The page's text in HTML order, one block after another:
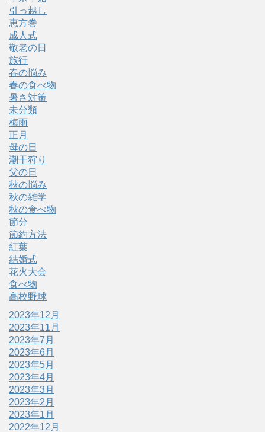
引っ越し
恵方巻
成人式
敬老の日
旅行
春の悩み
春の食べ物
暑さ対策
未分類
梅雨
正月
母の日
潮干狩り
父の日
秋の悩み
秋の雑学
秋の食べ物
節分
節約方法
紅葉
結婚式
花火大会
食べ物
高校野球
2023年12月
2023年11月
2023年7月
2023年6月
2023年5月
2023年4月
2023年3月
2023年2月
2023年1月
2022年12月